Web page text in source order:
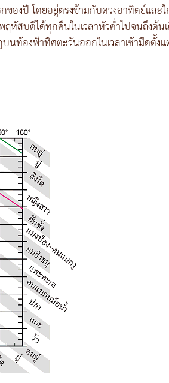
องปี โดยอยู่ตรงข้ามกับดวงอาทิตย์และ
หัสบดีได้ทุกคืนในเวลาหัวค่ำไปจนถึงต้น
ท้องฟ้าทิศตะวันออกในเวลาเช้ามืดตั้ง